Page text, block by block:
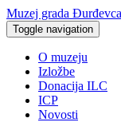
Muzej grada Đurđevca
Toggle navigation
O muzeju
Izložbe
Donacija ILC
ICP
Novosti